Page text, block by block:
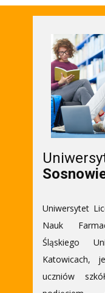
Uniwersytet
Nauk
Śląskiego
Katowicach,
uczniów